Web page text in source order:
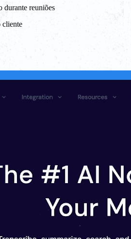
durante reuniões
cliente